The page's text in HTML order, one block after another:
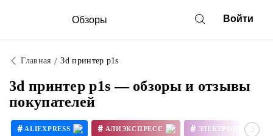
Обзоры Войти
Главная 3d принтер p1s
3d принтер p1s — обзоры и отзывы
покупателей
# ALIEXPRESS # АЛИЭКСПРЕСС # ЭЛЕКТРОНИКА